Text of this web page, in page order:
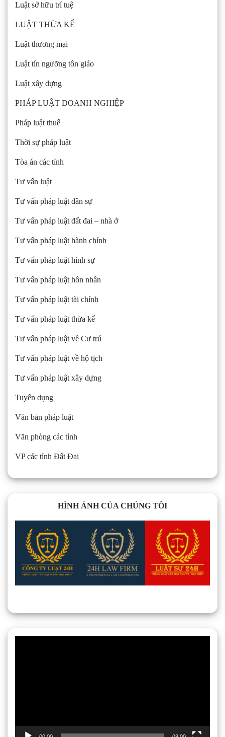
Luật sở hữu trí tuệ
LUẬT THỪA KẾ
Luật thương mại
Luật tín ngưỡng tôn giáo
Luật xây dựng
PHÁP LUẬT DOANH NGHIỆP
Pháp luật thuế
Thời sự pháp luật
Tòa án các tỉnh
Tư vấn luật
Tư vấn pháp luật dân sự
Tư vấn pháp luật đất đai – nhà ở
Tư vấn pháp luật hành chính
Tư vấn pháp luật hình sự
Tư vấn pháp luật hôn nhân
Tư vấn pháp luật tài chính
Tư vấn pháp luật thừa kế
Tư vấn pháp luật về Cư trú
Tư vấn pháp luật về hộ tịch
Tư vấn pháp luật xây dựng
Tuyển dụng
Văn bản pháp luật
Văn phòng các tỉnh
VP các tỉnh Đất Đai
HÌNH ẢNH CỦA CHÚNG TÔI